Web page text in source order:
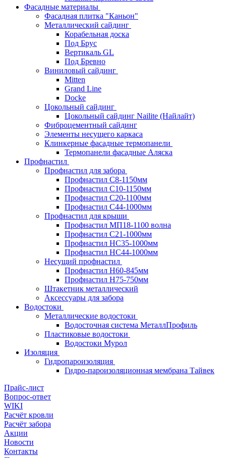
Фасадные материалы
Фасадная плитка "Каньон"
Металлический сайдинг
Корабельная доска
Под Брус
Вертикаль GL
Под Бревно
Виниловый сайдинг
Mitten
Grand Line
Docke
Цокольный сайдинг
Цокольный сайдинг Nailite (Найлайт)
Фиброцементный сайдинг
Элементы несущего каркаса
Клинкерные фасадные термопанели
Термопанели фасадные Аляска
Профнастил
Профнастил для забора
Профнастил С8-1150мм
Профнастил С10-1150мм
Профнастил С20-1100мм
Профнастил С44-1000мм
Профнастил для крыши
Профнастил МП18-1100 волна
Профнастил С21-1000мм
Профнастил HC35-1000мм
Профнастил НС44-1000мм
Несущий профнастил
Профнастил Н60-845мм
Профнастил H75-750мм
Штакетник металлический
Аксессуары для забора
Водостоки
Металлические водостоки
Водосточная система МеталлПрофиль
Пластиковые водостоки
Водостоки Мурол
Изоляция
Гидропароизоляция
Гидро-пароизоляционная мембрана Тайвек
Прайс-лист
Вопрос-ответ
WIKI
Расчёт кровли
Расчёт забора
Акции
Новости
Контакты